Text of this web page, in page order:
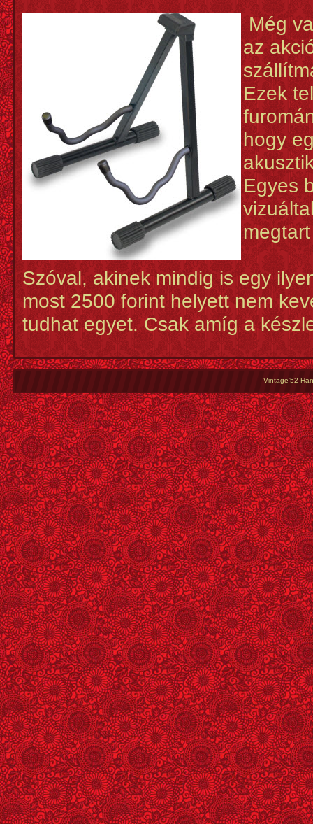
Még
az
Ezek
hogy
Egyes
Szóval, akinek mindig is egy
most 2500 forint helyett nem
tudhat egyet. Csak amíg a
Vintage'52